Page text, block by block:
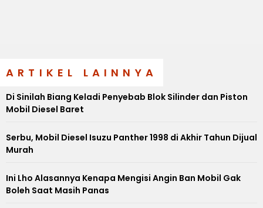
ARTIKEL LAINNYA
Di Sinilah Biang Keladi Penyebab Blok Silinder dan Piston
Mobil Diesel Baret
Serbu, Mobil Diesel Isuzu Panther 1998 di Akhir Tahun Dijual
Murah
Ini Lho Alasannya Kenapa Mengisi Angin Ban Mobil Gak
Boleh Saat Masih Panas